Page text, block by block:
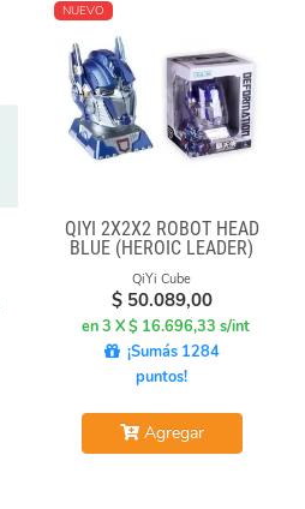
NUEVO
QIYI 2X2X2 ROBOT HEAD
BLUE (HEROIC LEADER)
QiYi Cube
$ 50.089,00
en 3 X $ 16.696,33 s/int
¡Sumás 1284
puntos!
Agregar